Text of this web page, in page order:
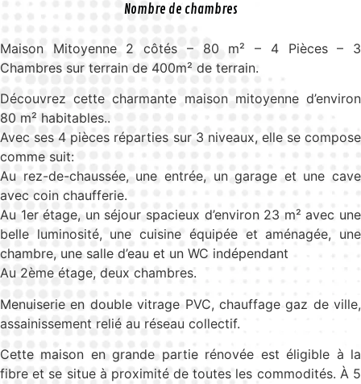
Nombre de chambres
Maison Mitoyenne 2 côtés – 80 m² – 4 Pièces – 3
Chambres sur terrain de 400m² de terrain.
Découvrez cette charmante maison mitoyenne d’environ
80 m² habitables..
Avec ses 4 pièces réparties sur 3 niveaux, elle se compose
comme suit:
Au rez-de-chaussée, une entrée, un garage et une cave
avec coin chaufferie.
Au 1er étage, un séjour spacieux d’environ 23 m² avec une
belle luminosité, une cuisine équipée et aménagée, une
chambre, une salle d’eau et un WC indépendant
Au 2ème étage, deux chambres.
Menuiserie en double vitrage PVC, chauffage gaz de ville,
assainissement relié au réseau collectif.
Cette maison en grande partie rénovée est éligible à la
fibre et se situe à proximité de toutes les commodités. À 5